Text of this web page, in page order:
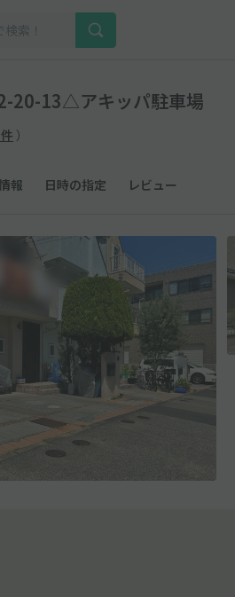
20-13△アキッパ駐車場
）
報 日時の指定 レビュー